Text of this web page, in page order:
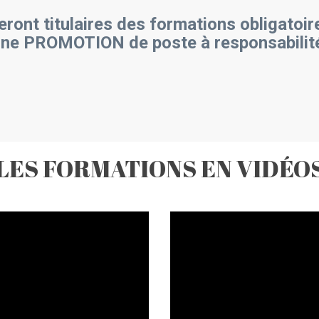
titulaires des formations
PROMOTION de poste à
FORMATIONS EN